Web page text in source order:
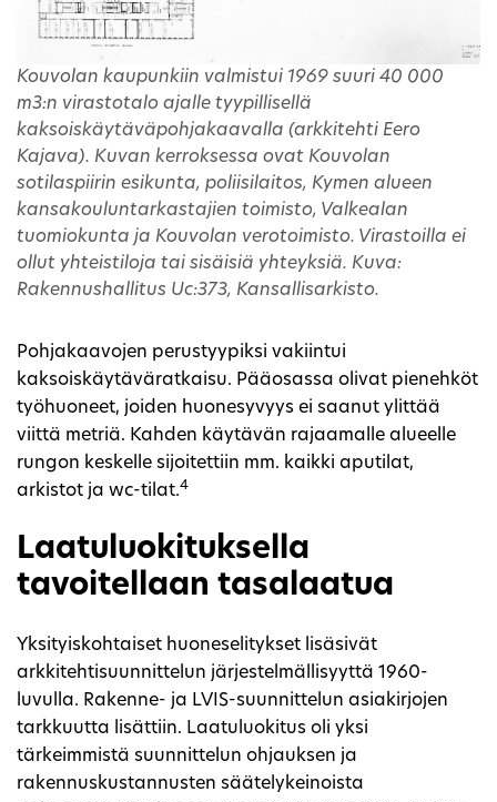
Kouvolan kaupunkiin valmistui 1969 suuri 40 000
m3:n virastotalo ajalle tyypillisellä
kaksoiskäytäväpohjakaavalla (arkkitehti Eero
Kajava). Kuvan kerroksessa ovat Kouvolan
sotilaspiirin esikunta, poliisilaitos, Kymen alueen
kansakouluntarkastajien toimisto, Valkealan
tuomiokunta ja Kouvolan verotoimisto. Virastoilla ei
ollut yhteistiloja tai sisäisiä yhteyksiä. Kuva:
Rakennushallitus Uc:373, Kansallisarkisto.
Pohjakaavojen perustyypiksi vakiintui
kaksoiskäytäväratkaisu. Pääosassa olivat pienehköt
työhuoneet, joiden huonesyvyys ei saanut ylittää
viittä metriä. Kahden käytävän rajaamalle alueelle
rungon keskelle sijoitettiin mm. kaikki aputilat,
arkistot ja wc-tilat.4
Laatuluokituksella
tavoitellaan tasalaatua
Yksityiskohtaiset huoneselitykset lisäsivät
arkkitehtisuunnittelun järjestelmällisyyttä 1960-
luvulla. Rakenne- ja LVIS-suunnittelun asiakirjojen
tarkkuutta lisättiin. Laatuluokitus oli yksi
tärkeimmistä suunnittelun ohjauksen ja
rakennuskustannusten säätelykeinoista